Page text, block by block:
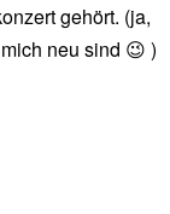
gehört. (ja,
neu sind 😉 )